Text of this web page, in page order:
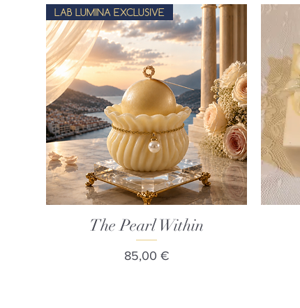
Γρήγορη προβολή
LAB LUMINA EXCLUSIVE
The Pearl Within
Τιμή
85,00 €